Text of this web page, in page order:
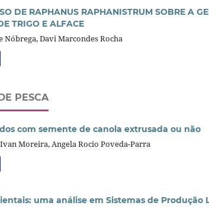
DE RAPHANUS RAPHANISTRUM SOBRE A
TRIGO E ALFACE
Davi Marcondes Rocha
PESCA
com semente de canola extrusada ou não
Moreira, Angela Rocio Poveda-Parra
uma análise em Sistemas de Produção